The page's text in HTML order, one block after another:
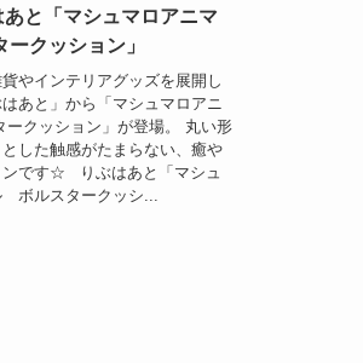
と「マシュマロアニマ
ークッション」
やインテリアグッズを展開し
あと」から「マシュマロアニ
ークッション」が登場。 丸い形
した触感がたまらない、癒や
ンです☆ りぶはあと「マシュ
ボルスタークッシ...